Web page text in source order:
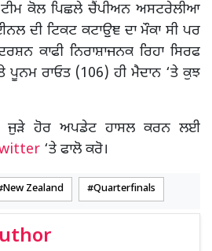
ਕੋਲ ਪਿਛਲੇ ਚੈਂਪੀਅਨ ਅਸਟਰੇਲੀਆ
ਦੀ ਟਿਕਟ ਕਟਾਉੁਞ ਦਾ ਮੌਕਾ ਸੀ ਪਰ
ਕਾਫੀ ਨਿਰਾਸ਼ਾਜਨਕ ਰਿਹਾ ਸਿਰਫ
ਪੂਨਮ ਰਾਓਤ (106) ਹੀ ਮੈਦਾਨ ‘ਤੇ ਕੁਝ
ਜੁੜੇ ਹੋਰ ਅਪਡੇਟ ਹਾਸਲ ਕਰਨ ਲਈ
‘ਤੇ ਫਾਲੋ ਕਰੋ।
New Zealand Quarterfinals